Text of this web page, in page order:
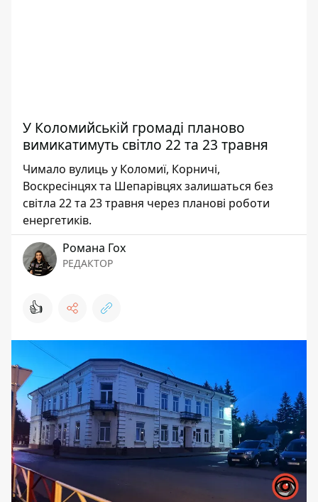
У Коломийській громаді планово
вимикатимуть світло 22 та 23 травня
Чимало вулиць у Коломиї, Корничі,
Воскресінцях та Шепарівцях залишаться без
світла 22 та 23 травня через планові роботи
енергетиків.
Романа Гох
РЕДАКТОР
👍